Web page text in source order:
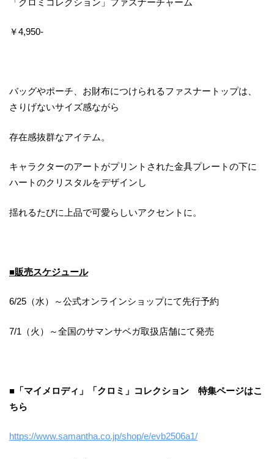
￥4,950‐
バッグやポーチ、お財布につけられるファスナートップは、
さりげないサイズ感ながら
存在感抜群なアイテム。
キャラクターのアートがプリントされた金具プレートの下に
ハートのクリスタルをデザインし
揺れるたびに上品で可愛らしいアクセントに。
■販売スケジュール
6/25（水）～公式オンラインショップにて先行予約
7/1（火）～全国のサマンサベガ取扱店舗にて発売
■「マイメロディ」「クロミ」コレクション 特集ページはこ
ちら
https://www.samantha.co.jp/shop/e/evb2506a1/